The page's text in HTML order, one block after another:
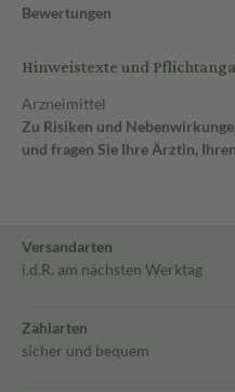
Bewertungen
Hinweistexte und
Arzneimittel
Zu Risiken und
und fragen Sie Ihre Ärztin,
Versandarten
i.d.R. am nächsten Werktag
Zahlarten
sicher und bequem